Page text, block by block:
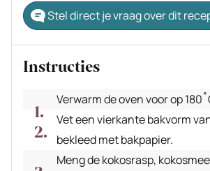
Stel direct je vraag over dit
Instructies
Verwarm de oven voor op
Vet een vierkante bakvorm
bekleed met bakpapier.
Meng de kokosrasp,